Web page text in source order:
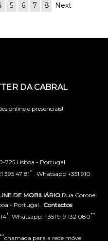
5 6 7 8 Next
DA CABRAL
online e presenciais!
725 Lisboa - Portugal
395 47 81* . Whatsapp +351 910
DE MOBILIÁRIO Rua Coronel
- Portugal . Contactos:
*. Whatsapp. +351 919 132 080**
**chamada para a rede móvel